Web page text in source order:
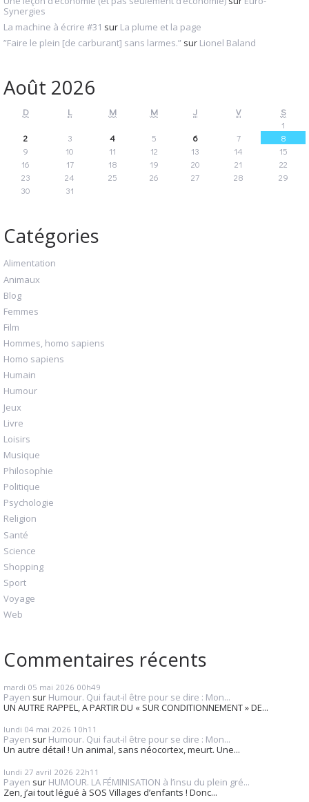
Synergies
La machine à écrire #31 sur La plume et la page
”Faire le plein [de carburant] sans larmes.” sur Lionel Baland
Août 2026
D L M M J V
S
1
2
3 4 5 6 7
8
9
10 11 12 13 14
15
16
17 18 19 20 21
22
23
24 25 26 27 28
29
30
31
Catégories
Alimentation
Animaux
Blog
Femmes
Film
Hommes, homo sapiens
Homo sapiens
Humain
Humour
Jeux
Livre
Loisirs
Musique
Philosophie
Politique
Psychologie
Religion
Santé
Science
Shopping
Sport
Voyage
Web
Commentaires récents
mardi 05 mai 2026 00h49
Payen sur Humour. Qui faut-il être pour se dire : Mon...
UN AUTRE RAPPEL, A PARTIR DU « SUR CONDITIONNEMENT » DE...
lundi 04 mai 2026 10h11
Payen sur Humour. Qui faut-il être pour se dire : Mon...
Un autre détail ! Un animal, sans néocortex, meurt. Une...
lundi 27 avril 2026 22h11
Payen sur HUMOUR. LA FÉMINISATION à l’insu du plein gré...
Zen, j’ai tout légué à SOS Villages d’enfants ! Donc...